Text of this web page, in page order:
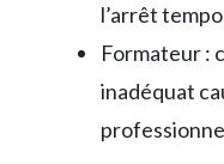
l’arrêt
Formateur :
inadéquat